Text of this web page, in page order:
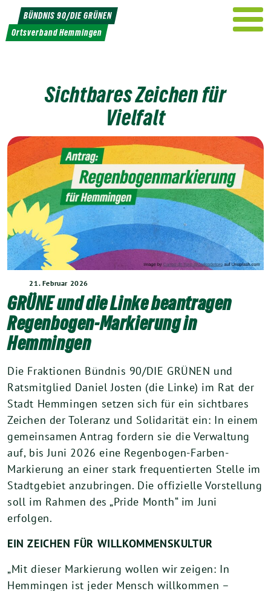
Weiter
zum
Inhalt
BÜNDNIS 90/DIE GRÜNEN
Ortsverband Hemmingen
Sichtbares Zeichen für
Vielfalt
21. Februar 2026
GRÜNE und die Linke beantragen
Regenbogen-Markierung in
Hemmingen
Die Fraktionen Bündnis 90/DIE GRÜNEN und
Ratsmitglied Daniel Josten (die Linke) im Rat der
Stadt Hemmingen setzen sich für ein sichtbares
Zeichen der Toleranz und Solidarität ein: In einem
gemeinsamen Antrag fordern sie die Verwaltung
auf, bis Juni 2026 eine Regenbogen-Farben-
Markierung an einer stark frequentierten Stelle im
Stadtgebiet anzubringen. Die offizielle Vorstellung
soll im Rahmen des „Pride Month“ im Juni
erfolgen.
EIN ZEICHEN FÜR WILLKOMMENSKULTUR
„Mit dieser Markierung wollen wir zeigen: In
Hemmingen ist jeder Mensch willkommen –